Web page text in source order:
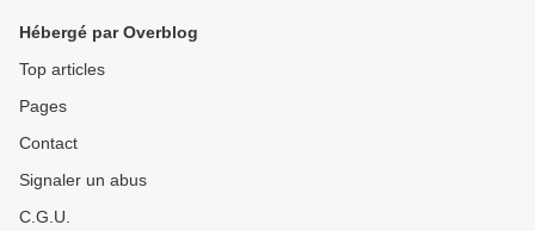
Hébergé par Overblog
Top articles
Pages
Contact
Signaler un abus
C.G.U.